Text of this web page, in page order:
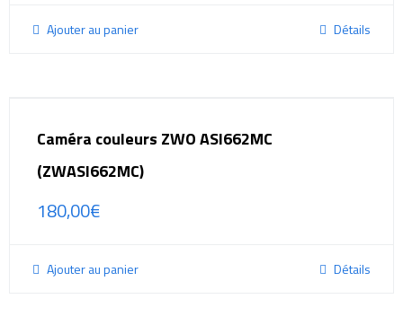
Ajouter au panier Détails
Caméra couleurs ZWO ASI662MC
(ZWASI662MC)
180,00€
Ajouter au panier Détails